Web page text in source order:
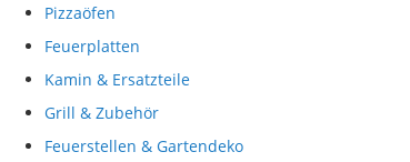
Pizzaöfen
Feuerplatten
Kamin & Ersatzteile
Grill & Zubehör
Feuerstellen & Gartendeko